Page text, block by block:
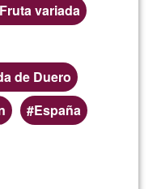
Fruta variada
de Duero
España